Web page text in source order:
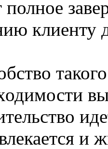
полное
клиенту